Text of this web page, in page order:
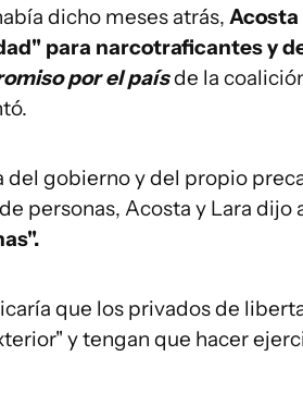
dicho meses atrás, Acosta
para narcotraficantes y
por el paísde la
del gobierno y del propio
personas, Acosta y Lara dijo
que los privados de
y tengan que hacer